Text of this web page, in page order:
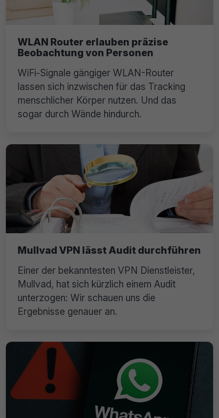
WLAN Router erlauben präzise
Beobachtung von Personen
WiFi-Signale gängiger WLAN-Router
lassen sich inzwischen für das Tracking
menschlicher Körper nutzen. Und das
sogar durch Wände hindurch.
Mullvad VPN lässt Audit durchführen
Einer der bekanntesten VPN Dienstleister,
Mullvad, hat sich kürzlich einem Audit
unterzogen: Wir schauen uns die
Ergebnisse genauer an.